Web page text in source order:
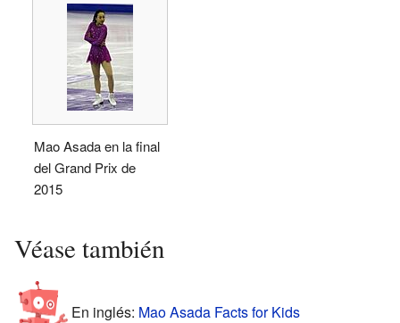
Mao Asada en la final
del Grand Prix de
2015
Véase también
En inglés: Mao Asada Facts for Kids